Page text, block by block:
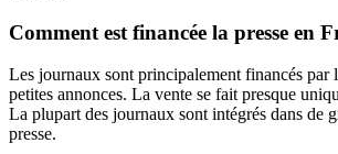
Comment est financée la presse en
Les journaux sont principalement financés par
petites annonces. La vente se fait presque
La plupart des journaux sont intégrés dans de
presse.